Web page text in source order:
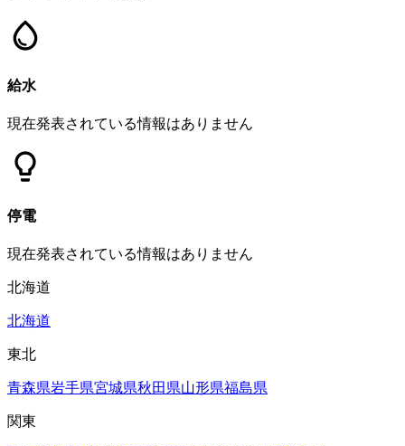
給水
現在発表されている情報はありません
停電
現在発表されている情報はありません
北海道
北海道
東北
青森県岩手県宮城県秋田県山形県福島県
関東